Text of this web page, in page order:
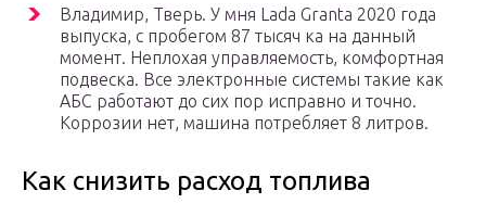
Владимир, Тверь. У мня Lada Granta 2020 года
выпуска, с пробегом 87 тысяч ка на данный
момент. Неплохая управляемость, комфортная
подвеска. Все электронные системы такие как
АБС работают до сих пор исправно и точно.
Коррозии нет, машина потребляет 8 литров.
Как снизить расход топлива